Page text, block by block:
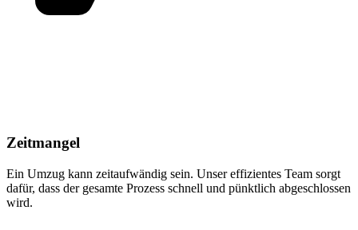
Zeitmangel
Ein Umzug kann zeitaufwändig sein. Unser effizientes Team sorgt
dafür, dass der gesamte Prozess schnell und pünktlich abgeschlossen
wird.